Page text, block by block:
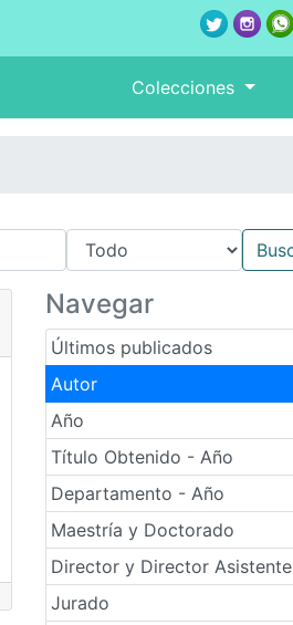
Colecciones
Navegar
Últimos publicados
Autor
Año
Título Obtenido - Año
Departamento - Año
Maestría y Doctorado
Director y Director Asistente
Jurado